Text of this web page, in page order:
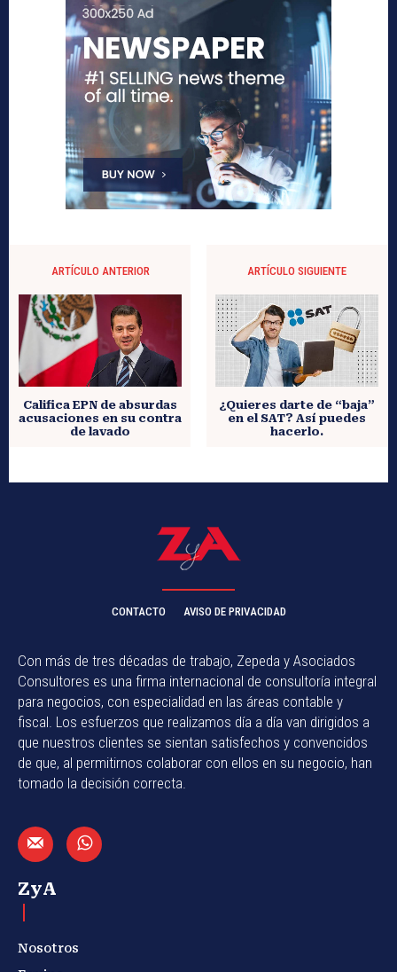
ARTÍCULO ANTERIOR
Califica EPN de absurdas
acusaciones en su contra
de lavado
ARTÍCULO SIGUIENTE
¿Quieres darte de “baja”
en el SAT? Así puedes
hacerlo.
CONTACTO AVISO DE PRIVACIDAD
Con más de tres décadas de trabajo, Zepeda y Asociados
Consultores es una firma internacional de consultoría integral
para negocios, con especialidad en las áreas contable y
fiscal. Los esfuerzos que realizamos día a día van dirigidos a
que nuestros clientes se sientan satisfechos y convencidos
de que, al permitirnos colaborar con ellos en su negocio, han
tomado la decisión correcta.
ZyA
Nosotros